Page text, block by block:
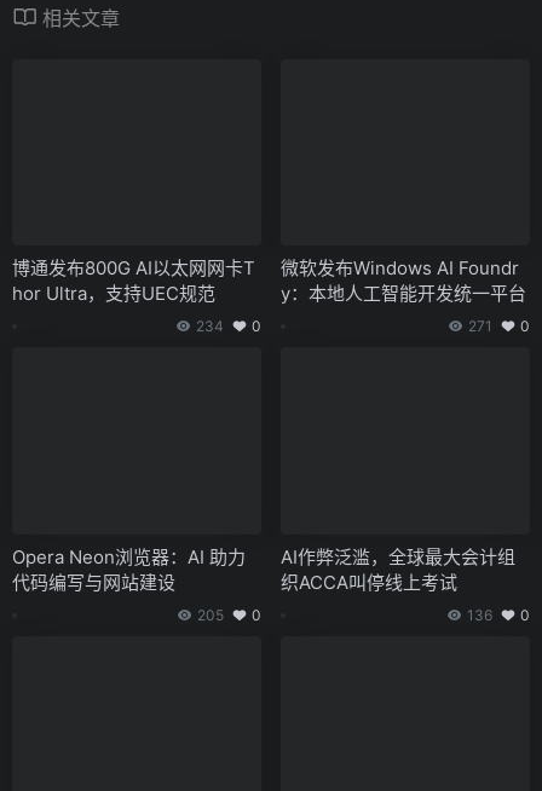
相关文章
博通发布800G AI以太网网卡T
hor Ultra，支持UEC规范
234 0
微软发布Windows AI Foundr
y：本地人工智能开发统一平台
271 0
Opera Neon浏览器：AI 助力
代码编写与网站建设
205 0
AI作弊泛滥，全球最大会计组
织ACCA叫停线上考试
136 0